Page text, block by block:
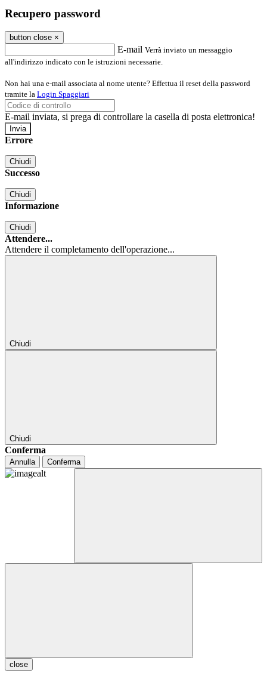
Recupero password
button close ×
E-mail Verrà inviato un messaggio
all'indirizzo indicato con le istruzioni necessarie.
Non hai una e-mail associata al nome utente? Effettua il reset della password
tramite la Login Spaggiari
E-mail inviata, si prega di controllare la casella di posta elettronica!
Errore
Chiudi
Successo
Chiudi
Informazione
Chiudi
Attendere...
Attendere il completamento dell'operazione...
Chiudi
Chiudi
Conferma
Annulla Conferma
close